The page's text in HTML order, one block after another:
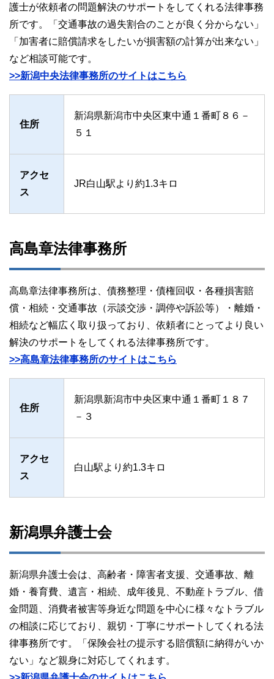
護士が依頼者の問題解決のサポートをしてくれる法律事務
所です。「交通事故の過失割合のことが良く分からない」
「加害者に賠償請求をしたいが損害額の計算が出来ない」
など相談可能です。
>>新潟中央法律事務所のサイトはこちら
住所
新潟県新潟市中央区東中通１番町８６－
５１
アクセ
ス
JR白山駅より約1.3キロ
高島章法律事務所
高島章法律事務所は、債務整理・債権回収・各種損害賠
償・相続・交通事故（示談交渉・調停や訴訟等）・離婚・
相続など幅広く取り扱っており、依頼者にとってより良い
解決のサポートをしてくれる法律事務所です。
>>高島章法律事務所のサイトはこちら
住所
新潟県新潟市中央区東中通１番町１８７
－３
アクセ
ス
白山駅より約1.3キロ
新潟県弁護士会
新潟県弁護士会は、高齢者・障害者支援、交通事故、離
婚・養育費、遺言・相続、成年後見、不動産トラブル、借
金問題、消費者被害等身近な問題を中心に様々なトラブル
の相談に応じており、親切・丁寧にサポートしてくれる法
律事務所です。「保険会社の提示する賠償額に納得がいか
ない」など親身に対応してくれます。